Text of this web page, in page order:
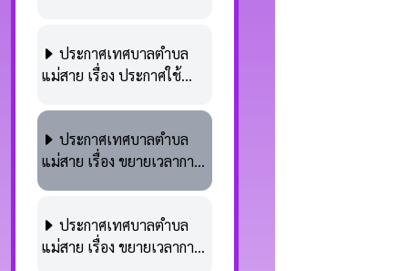
ประกาศเทศบาลตำบล
แม่สาย เรื่อง ประกาศใช้
ปีงบประมาณ พ.ศ.2568
ประกาศเทศบาลตำบล
แม่สาย เรื่อง ขยายเวลาการ
พ.ศ.2568 ครั้งที่ 2
ประกาศเทศบาลตำบล
แม่สาย เรื่อง ขยายเวลาการ